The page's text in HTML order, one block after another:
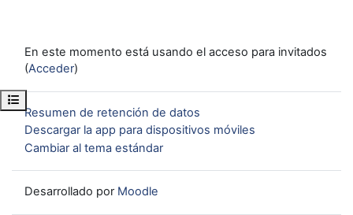
Abrir índice del curso
En este momento está usando el acceso para invitados
(Acceder)
Resumen de retención de datos
Descargar la app para dispositivos móviles
Cambiar al tema estándar
Desarrollado por Moodle